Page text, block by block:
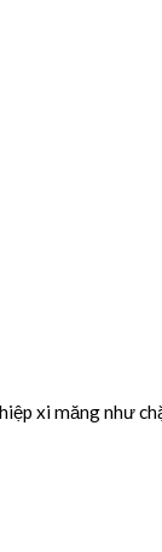
xi măng như